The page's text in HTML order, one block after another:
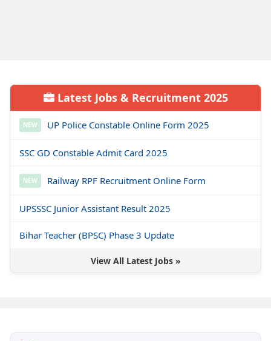
Latest Jobs & Recruitment 2025
NEW UP Police Constable Online Form 2025
SSC GD Constable Admit Card 2025
NEW Railway RPF Recruitment Online Form
UPSSSC Junior Assistant Result 2025
Bihar Teacher (BPSC) Phase 3 Update
View All Latest Jobs »